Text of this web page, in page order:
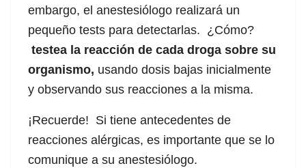
embargo, el anestesiólogo realizará un
pequeño tests para detectarlas. ¿Cómo?
testea la reacción de cada droga sobre su
organismo, usando dosis bajas inicialmente
y observando sus reacciones a la misma.
¡Recuerde! Si tiene antecedentes de
reacciones alérgicas, es importante que se lo
comunique a su anestesiólogo.